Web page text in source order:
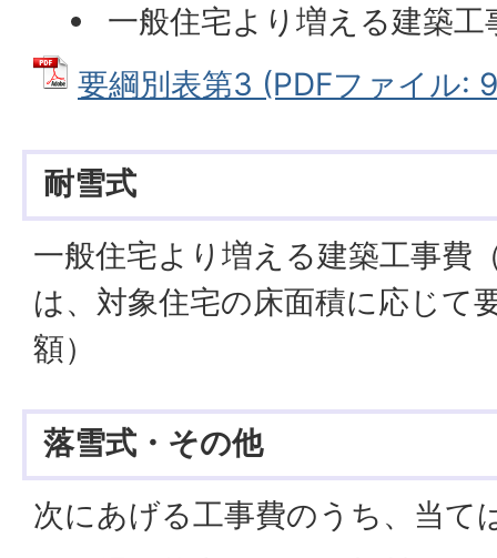
一般住宅より増える建築工
要綱別表第3 (PDFファイル:
耐雪式
一般住宅より増える建築工事費
は、対象住宅の床面積に応じて
額）
落雪式・その他
次にあげる工事費のうち、当て